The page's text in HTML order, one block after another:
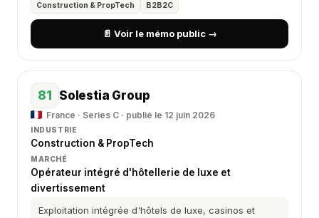
Construction & PropTech
B2B2C
📄 Voir le mémo public →
81 Solestia Group
France · Series C · publié le 12 juin 2026
INDUSTRIE
Construction & PropTech
MARCHÉ
Opérateur intégré d'hôtellerie de luxe et
divertissement
Exploitation intégrée d'hôtels de luxe, casinos et